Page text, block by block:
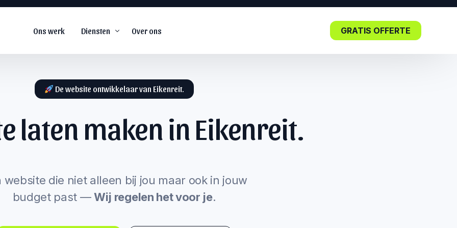
Ons werk Diensten
De#1web agency voor
snel groeiende
Lees nu: De impact van SEO in
Over ons GRATIS OFFERTE
De website ontwikkelaar van Eikenreit.
laten maken in Eikenreit.
website die niet alleen bij jou maar ook in jouw
budget past —Wij regelen het voor je.